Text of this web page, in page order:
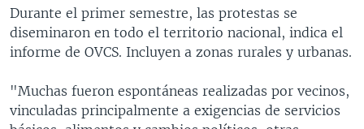
Durante el primer semestre, las protestas se
diseminaron en todo el territorio nacional, indica el
informe de OVCS. Incluyen a zonas rurales y urbanas.
"Muchas fueron espontáneas realizadas por vecinos,
vinculadas principalmente a exigencias de servicios